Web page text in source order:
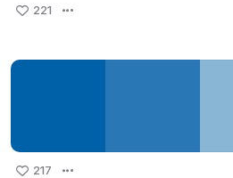
221
217